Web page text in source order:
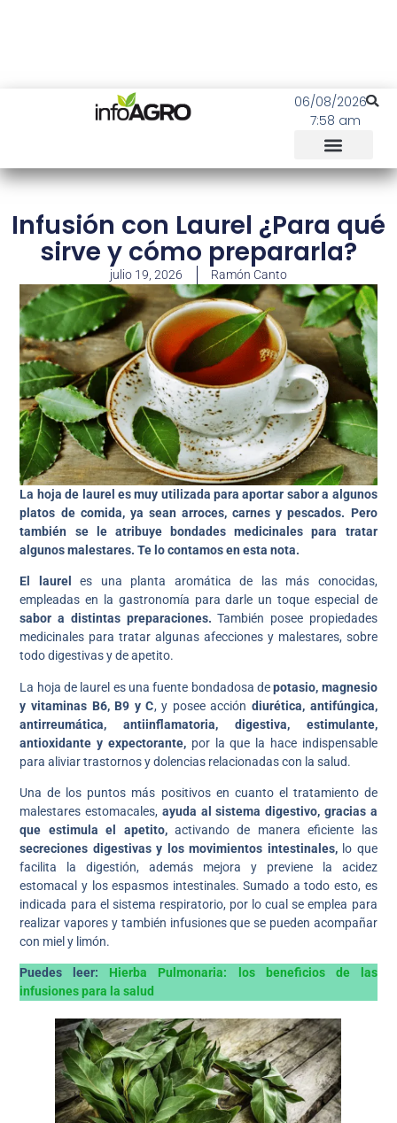
06/08/2026
7:58 am
Infusión con Laurel ¿Para qué
sirve y cómo prepararla?
julio 19, 2026 Ramón Canto
La hoja de laurel es muy utilizada para aportar sabor a algunos
platos de comida, ya sean arroces, carnes y pescados. Pero
también se le atribuye bondades medicinales para tratar
algunos malestares. Te lo contamos en esta nota.
El laureles una planta aromática de las más conocidas,
empleadas en la gastronomía para darle un toque especial de
sabor a distintas preparaciones. También posee propiedades
medicinales para tratar algunas afecciones y malestares, sobre
todo digestivas y de apetito.
La hoja de laurel es una fuente bondadosa depotasio, magnesio
y vitaminas B6, B9 y C, y posee acción diurética, antifúngica,
antirreumática, antiinflamatoria, digestiva, estimulante,
antioxidante y expectorante, por la que la hace indispensable
para aliviar trastornos y dolencias relacionadas con la salud.
Una de los puntos más positivos en cuanto el tratamiento de
malestares estomacales, ayuda al sistema digestivo, gracias a
que estimula el apetito,activando de manera eficiente las
secreciones digestivas y los movimientos intestinales,lo que
facilita la digestión, además mejora y previene la acidez
estomacal y los espasmos intestinales. Sumado a todo esto, es
indicada para el sistema respiratorio, por lo cual se emplea para
realizar vapores y también infusiones que se pueden acompañar
con miel y limón.
Puedes leer: Hierba Pulmonaria: los beneficios de las
infusiones para la salud